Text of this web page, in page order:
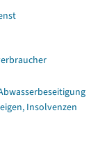
Insolvenzen